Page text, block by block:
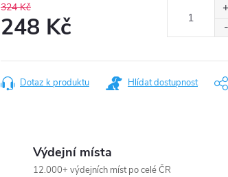
324 Kč
248 Kč
cena:
Dotaz k produktu Hlídat dostupnost
Výdejní místa
12.000+ výdejních míst po celé ČR